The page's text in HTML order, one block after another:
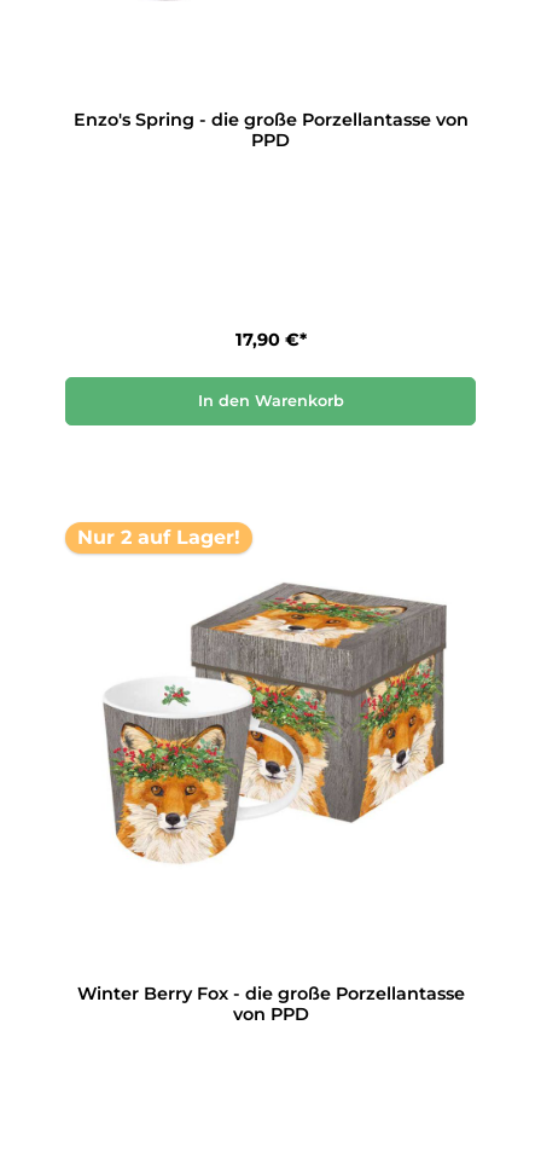
Enzo's Spring - die große Porzellantasse von
PPD
17,90 €*
In den Warenkorb
Nur 2 auf Lager!
Winter Berry Fox - die große Porzellantasse
von PPD